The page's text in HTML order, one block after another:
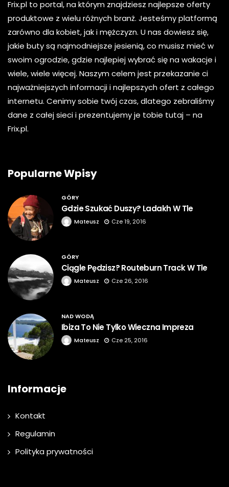
Frix.pl to portal, na którym znajdziesz najlepsze oferty
produktowe z wielu różnych branż. Jesteśmy platformą
zarówno dla kobiet, jak i mężczyzn. U nas dowiesz się,
jakie buty są najmodniejsze jesienią, co musisz mieć w
swoim ogrodzie, gdzie najlepiej wybrać się na wakacje i
wiele, wiele więcej. Naszym celem jest przekazanie ci
najważniejszych informacji i najlepszych ofert z całego
internetu. Cenimy sobie twój czas, dlatego zebraliśmy
dane z całej sieci i prezentujemy je tobie tutaj – na
Frix.pl.
Popularne Wpisy
GÓRY
Gdzie Szukać Duszy? Ladakh W Tle
Mateusz Cze 19, 2016
GÓRY
Ciągle Pędzisz? Routeburn Track W Tle
Mateusz Cze 26, 2016
NAD WODĄ
Ibiza To Nie Tylko Wieczna Impreza
Mateusz Cze 25, 2016
Informacje
Kontakt
Regulamin
Polityka prywatności